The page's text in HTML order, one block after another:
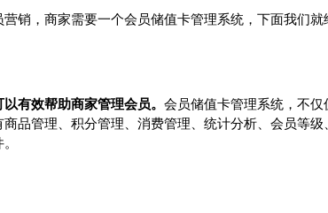
销，商家需要一个会员储值卡管理系统，下面我们
有效帮助商家管理会员。 会员储值卡管理系统，不
品管理、积分管理、消费管理、统计分析、会员等级